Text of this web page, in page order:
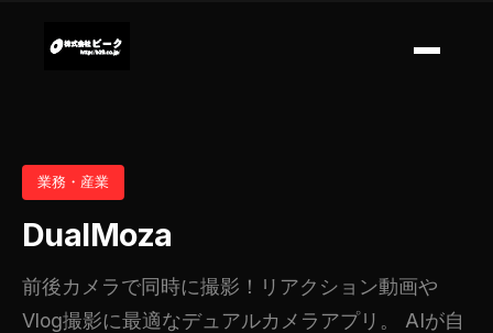
業務・産業
DualMoza
前後カメラで同時に撮影！リアクション動画や
Vlog撮影に最適なデュアルカメラアプリ。 AIが自